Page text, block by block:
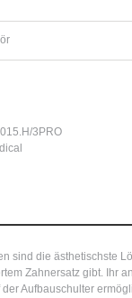
3PRO
sind die ästhetischste
Zahnersatz gibt. Ihr
Aufbauschulter